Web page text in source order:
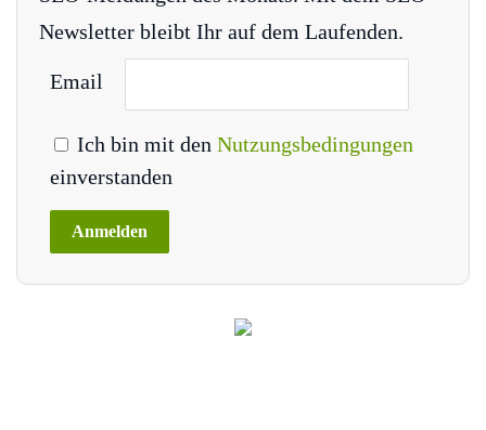
Newsletter bleibt Ihr auf dem Laufenden.
Email
Ich bin mit den Nutzungsbedingungen
einverstanden